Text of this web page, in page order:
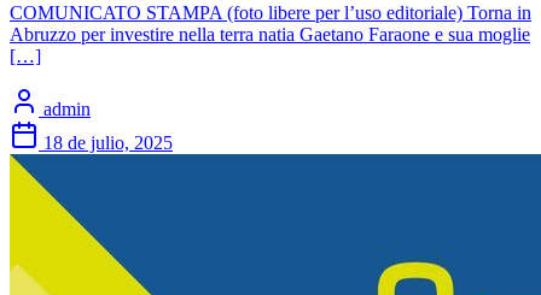
COMUNICATO STAMPA (foto libere per l’uso editoriale) Torna in
Abruzzo per investire nella terra natia Gaetano Faraone e sua moglie
[…]
admin
18 de julio, 2025